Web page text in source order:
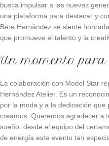
busca impulsar a las nuevas
una plataforma para destacar y
Bere Hernández se siente
que promueve el talento y la
Un momento para
La colaboración con Model Star
Hernández Atelier. Es un
por la moda y a la dedicación
creamos. Queremos agradecer a
sueño: desde el equipo del
de energía este evento tan